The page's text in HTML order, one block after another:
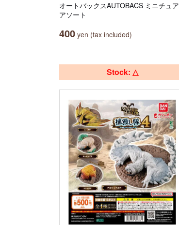
オートバックスAUTOBACS ミニチュア
アソート
400 yen (tax included)
Stock: △